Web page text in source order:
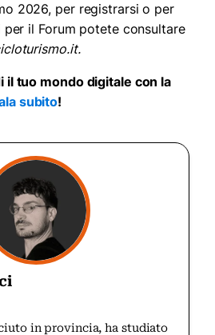
2026, per registrarsi o per
il Forum potete consultare
il tuo mondo digitale con la
subito!
in provincia, ha studiato